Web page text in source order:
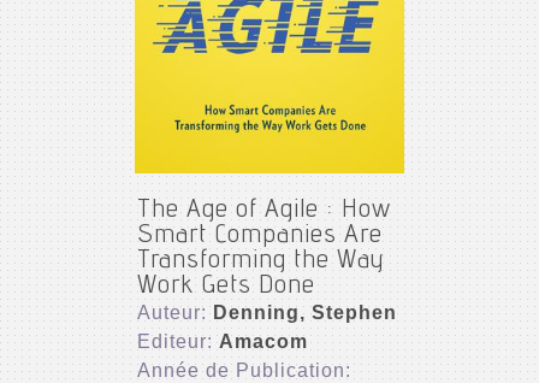
The Age of Agile : How
Smart Companies Are
Transforming the Way
Work Gets Done
Auteur: Denning, Stephen
Editeur:Amacom
Année de Publication: